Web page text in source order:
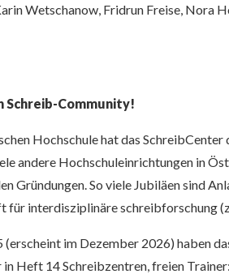
Wetschanow, Fridrun Freise, Nora
Schreib-Community!
Hochschule hat das
andere Hochschuleinrichtungen in
Gründungen. So viele Jubiläen sind
interdisziplinäre schreibforschung
im Dezember 2026) haben
Heft 14 Schreibzentren, freien